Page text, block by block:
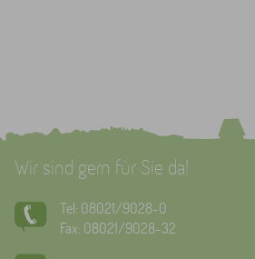
Wir sind gern für Sie da!
Tel: 08021/9028-0
Fax: 08021/9028-32